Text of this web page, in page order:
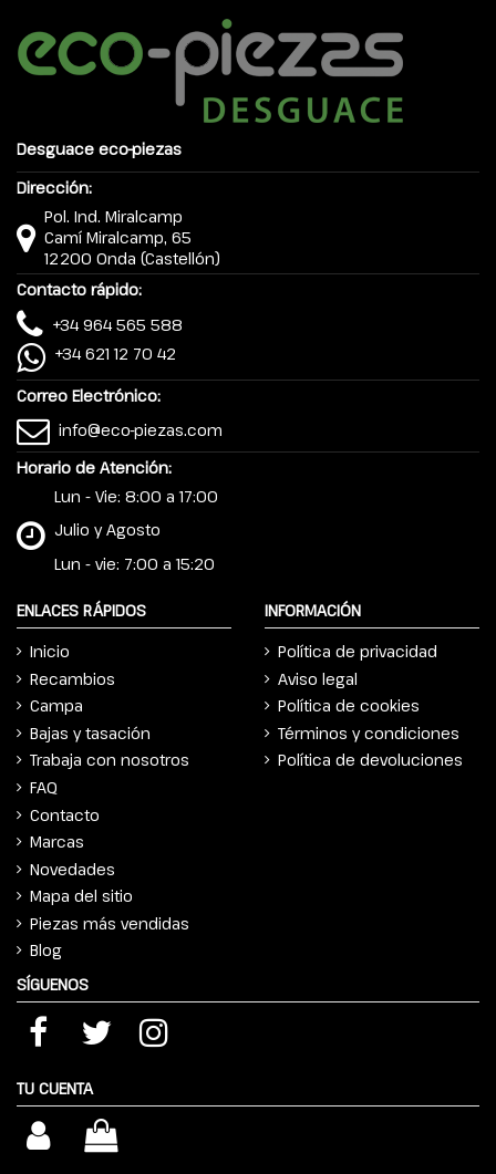
Desguace eco-piezas
Dirección:
Pol. Ind. Miralcamp
Camí Miralcamp, 65
12200 Onda (Castellón)
Contacto rápido:
+34 964 565 588
+34 621 12 70 42
Correo Electrónico:
info@eco-piezas.com
Horario de Atención:
Lun - Vie: 8:00 a 17:00
Julio y Agosto
Lun - vie: 7:00 a 15:20
ENLACES RÁPIDOS
Inicio
Recambios
Campa
Bajas y tasación
Trabaja con nosotros
FAQ
Contacto
Marcas
Novedades
Mapa del sitio
Piezas más vendidas
Blog
INFORMACIÓN
Política de privacidad
Aviso legal
Política de cookies
Términos y condiciones
Política de devoluciones
SÍGUENOS
TU CUENTA